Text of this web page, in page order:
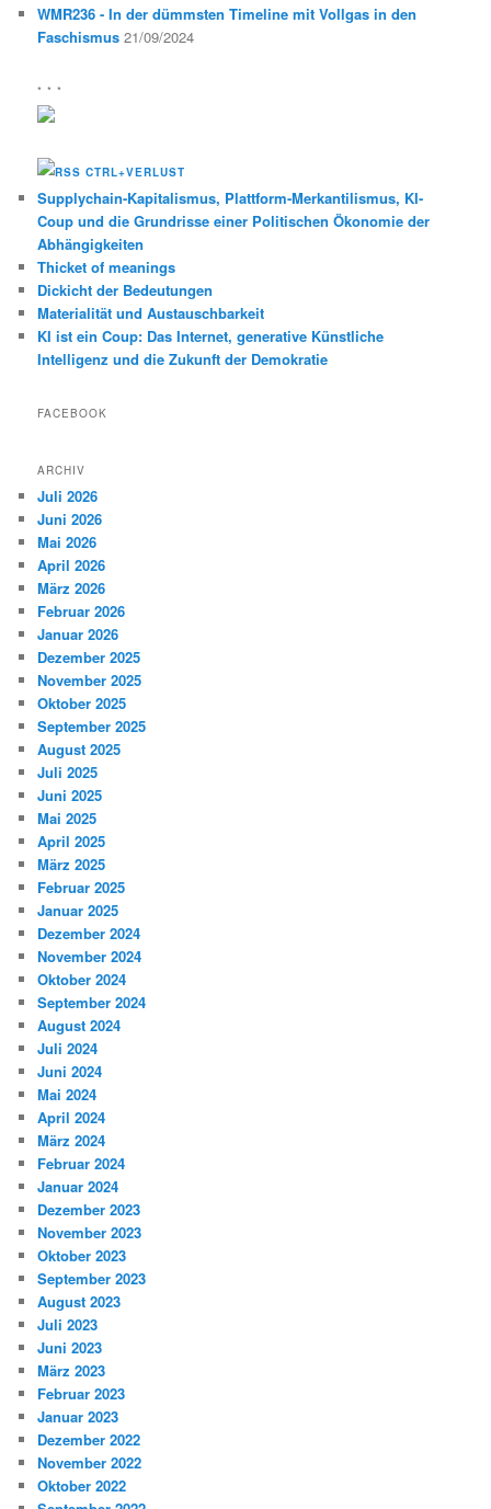
WMR236 - In der dümmsten Timeline mit Vollgas in den
Faschismus 21/09/2024
* * *
CTRL+VERLUST
Supplychain-Kapitalismus, Plattform-Merkantilismus, KI-
Coup und die Grundrisse einer Politischen Ökonomie der
Abhängigkeiten
Thicket of meanings
Dickicht der Bedeutungen
Materialität und Austauschbarkeit
KI ist ein Coup: Das Internet, generative Künstliche
Intelligenz und die Zukunft der Demokratie
FACEBOOK
ARCHIV
Juli 2026
Juni 2026
Mai 2026
April 2026
März 2026
Februar 2026
Januar 2026
Dezember 2025
November 2025
Oktober 2025
September 2025
August 2025
Juli 2025
Juni 2025
Mai 2025
April 2025
März 2025
Februar 2025
Januar 2025
Dezember 2024
November 2024
Oktober 2024
September 2024
August 2024
Juli 2024
Juni 2024
Mai 2024
April 2024
März 2024
Februar 2024
Januar 2024
Dezember 2023
November 2023
Oktober 2023
September 2023
August 2023
Juli 2023
Juni 2023
März 2023
Februar 2023
Januar 2023
Dezember 2022
November 2022
Oktober 2022